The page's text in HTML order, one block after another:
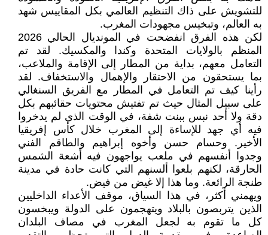
للتشويش على ذاك التنظيم العالمي بكل المقاييس شهد
به العالم، وتبخيس مجهودات المغرب.
لكن هذه الفرق انفضحت في المونديال الحالي 2026
المنظم بالولايات المتحدة وكندا والمكسيك. لقد تم
التعامل معهم، بداية من المطار إلى الإقامة والملاعب،
بما يستحقون من الاحتقار والإهمال والاستخفاف. لقد
رأينا كيف تم التعامل في المطار مع الفريق السنغالي
على سبيل المثال حيث تم تفتيش محتويات حقائبهم بكل
دقة ولا أحد نبس ببنت شفة، في الوقت الذي لم يدخروا
فيه أي جهد للإساءة إلى المغرب خلال كأس إفريقيا
الأخير. وحسام حسن وأخوه إبراهيم والطاقم الفني
وجدوا أنفسهم في ملعب يواجهون فيه أشعة الشمس
الحارقة، لكنهم بلعوا ألسنهم التي كانت حادة في مدينة
طنجة الرائعة. وما هذا إلا غيض من فيض.
ويهمني أكثر، في هذا السياق، موقف الأعداء الداخليين
الذين يتربصون بالبلاد ويتهجمون على الدولة ويبخسون
كل ما تقوم به لجعل المغرب في مصاف البلدان